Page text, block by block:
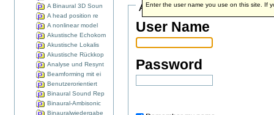
A Binaural 3D Soun
A head position re
A nonlinear model
Akustische Echokom
Akustische Lokalis
Akustische Rückkop
Analyse und Resynt
Beamforming mit ei
Benutzerorientiert
Binaural Sound Rep
Binaural-Ambisonic
Binauralwiedergabe
Account details
User Name
Enter the user name you use on this site. If
Password